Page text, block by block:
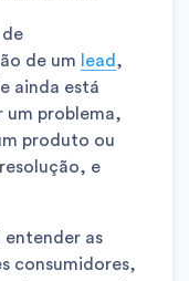
de
de um
lead ,
ainda está
um problema,
produto ou
e
as
consumidores,